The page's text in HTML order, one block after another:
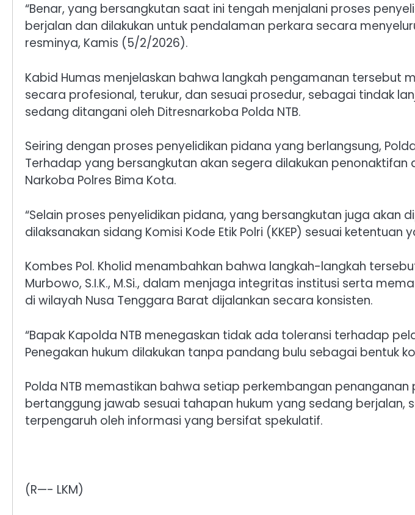
“Benar, yang bersangkutan saat ini tengah menjalani proses
berjalan dan dilakukan untuk pendalaman perkara secara
resminya, Kamis (5/2/2026).
Kabid Humas menjelaskan bahwa langkah pengamanan tersebut
secara profesional, terukur, dan sesuai prosedur, sebagai tindak
sedang ditangani oleh Ditresnarkoba Polda NTB.
Seiring dengan proses penyelidikan pidana yang berlangsung,
Terhadap yang bersangkutan akan segera dilakukan
Narkoba Polres Bima Kota.
“Selain proses penyelidikan pidana, yang bersangkutan juga akan
dilaksanakan sidang Komisi Kode Etik Polri (KKEP) sesuai ketentuan
Kombes Pol. Kholid menambahkan bahwa langkah-langkah
Murbowo, S.I.K., M.Si., dalam menjaga integritas institusi serta
di wilayah Nusa Tenggara Barat dijalankan secara konsisten.
“Bapak Kapolda NTB menegaskan tidak ada toleransi terhadap
Penegakan hukum dilakukan tanpa pandang bulu sebagai bentuk
Polda NTB memastikan bahwa setiap perkembangan
bertanggung jawab sesuai tahapan hukum yang sedang
terpengaruh oleh informasi yang bersifat spekulatif.
(R—- LKM)